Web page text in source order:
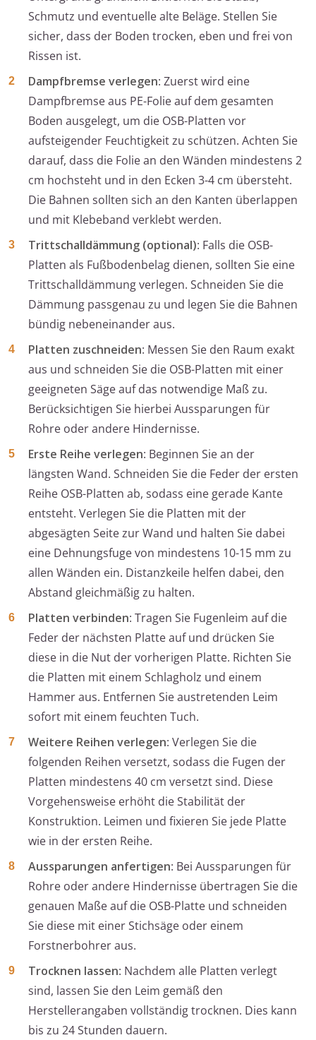
Schmutz und eventuelle alte Beläge. Stellen Sie
sicher, dass der Boden trocken, eben und frei von
Rissen ist.
Dampfbremse verlegen: Zuerst wird eine
Dampfbremse aus PE-Folie auf dem gesamten
Boden ausgelegt, um die OSB-Platten vor
aufsteigender Feuchtigkeit zu schützen. Achten Sie
darauf, dass die Folie an den Wänden mindestens 2
cm hochsteht und in den Ecken 3-4 cm übersteht.
Die Bahnen sollten sich an den Kanten überlappen
und mit Klebeband verklebt werden.
Trittschalldämmung (optional): Falls die OSB-
Platten als Fußbodenbelag dienen, sollten Sie eine
Trittschalldämmung verlegen. Schneiden Sie die
Dämmung passgenau zu und legen Sie die Bahnen
bündig nebeneinander aus.
Platten zuschneiden: Messen Sie den Raum exakt
aus und schneiden Sie die OSB-Platten mit einer
geeigneten Säge auf das notwendige Maß zu.
Berücksichtigen Sie hierbei Aussparungen für
Rohre oder andere Hindernisse.
Erste Reihe verlegen: Beginnen Sie an der
längsten Wand. Schneiden Sie die Feder der ersten
Reihe OSB-Platten ab, sodass eine gerade Kante
entsteht. Verlegen Sie die Platten mit der
abgesägten Seite zur Wand und halten Sie dabei
eine Dehnungsfuge von mindestens 10-15 mm zu
allen Wänden ein. Distanzkeile helfen dabei, den
Abstand gleichmäßig zu halten.
Platten verbinden: Tragen Sie Fugenleim auf die
Feder der nächsten Platte auf und drücken Sie
diese in die Nut der vorherigen Platte. Richten Sie
die Platten mit einem Schlagholz und einem
Hammer aus. Entfernen Sie austretenden Leim
sofort mit einem feuchten Tuch.
Weitere Reihen verlegen: Verlegen Sie die
folgenden Reihen versetzt, sodass die Fugen der
Platten mindestens 40 cm versetzt sind. Diese
Vorgehensweise erhöht die Stabilität der
Konstruktion. Leimen und fixieren Sie jede Platte
wie in der ersten Reihe.
Aussparungen anfertigen: Bei Aussparungen für
Rohre oder andere Hindernisse übertragen Sie die
genauen Maße auf die OSB-Platte und schneiden
Sie diese mit einer Stichsäge oder einem
Forstnerbohrer aus.
Trocknen lassen: Nachdem alle Platten verlegt
sind, lassen Sie den Leim gemäß den
Herstellerangaben vollständig trocknen. Dies kann
bis zu 24 Stunden dauern.